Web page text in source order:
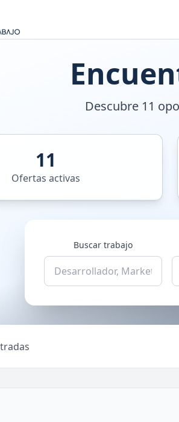
Descubre 11
11
Ofertas activas
Buscar trabajo